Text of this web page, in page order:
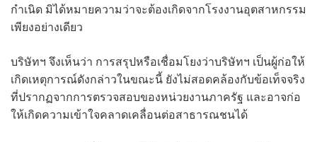
กำเนิด มิได้หมายความว่าจะต้องเกิดจากโรงงานอุตสาหกรรม
เพียงอย่างเดียว
บริษัทฯ จึงเห็นว่า การสรุปหรือเชื่อมโยงว่าบริษัทฯ เป็นผู้ก่อให้
เกิดเหตุการณ์ดังกล่าวในขณะนี้ ยังไม่สอดคล้องกับข้อเท็จจริง
ที่ปรากฏจากการตรวจสอบของหน่วยงานภาครัฐ และอาจก่อ
ให้เกิดความเข้าใจคลาดเคลื่อนต่อสาธารณชนได้